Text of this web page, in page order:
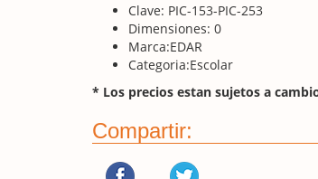
Clave: PIC-153-PIC-253
Dimensiones: 0
Marca:EDAR
Categoria:Escolar
* Los precios estan sujetos a
Compartir: